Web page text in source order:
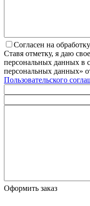
Согласен на
Ставя отметку, я даю
персональных данных в
персональных данных»
Пользовательского
Оформить заказ